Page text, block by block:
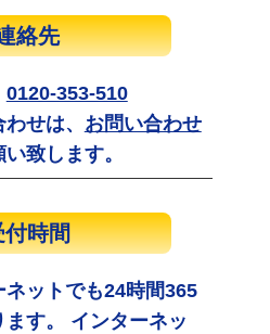
絡先
0120-353-510
せは、 お問い合わせ
致します。
付時間
ットでも24時間365
ます。 インターネッ